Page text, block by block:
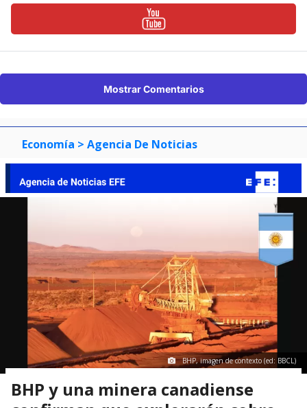
Mostrar Comentarios
Economía > Agencia De Noticias
BHP, imagen de contexto (ed: BBCL)
BHP y una minera canadiense